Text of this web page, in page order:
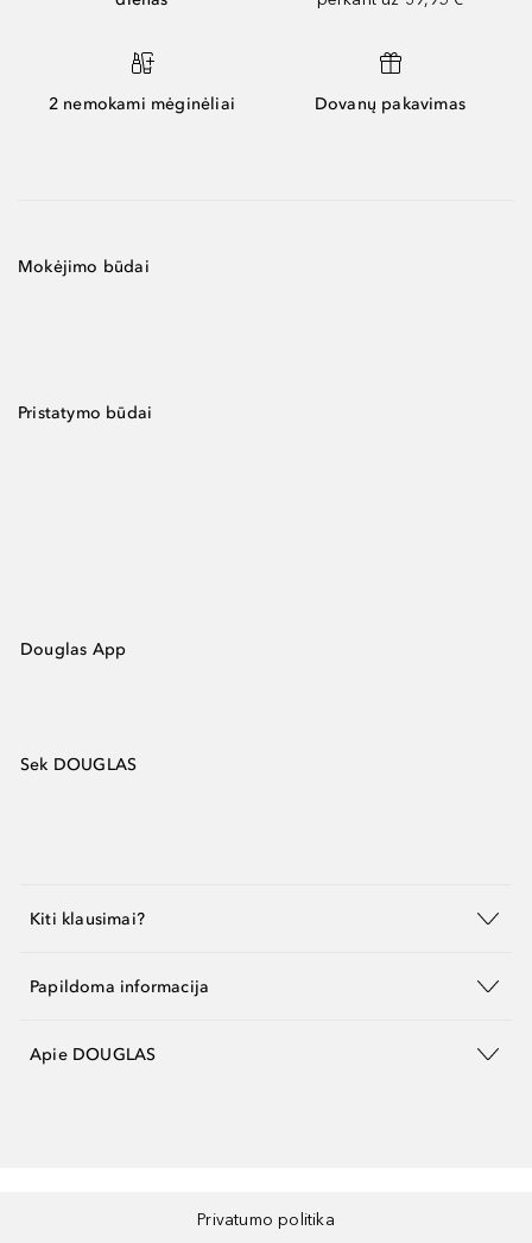
2 nemokami mėginėliai Dovanų pakavimas
Mokėjimo būdai
Pristatymo būdai
Douglas App
Sek DOUGLAS
Kiti klausimai?
Papildoma informacija
Apie DOUGLAS
Privatumo politika